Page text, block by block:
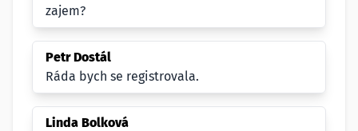
zajem?
Petr Dostál
Ráda bych se registrovala.
Linda Bolková